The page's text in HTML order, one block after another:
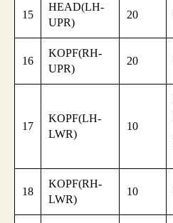
15
HEAD(LH-
UPR)
20
16
KOPF(RH-
UPR)
20
17
KOPF(LH-
LWR)
10
18
KOPF(RH-
LWR)
10